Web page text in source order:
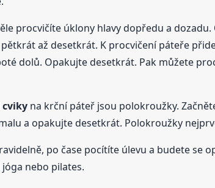
procvičíte úklony hlavy dopředu a
až desetkrát. K procvičení páteře
dolů. Opakujte desetkrát. Pak můžete
cvikyna krční páteř jsou polokroužky.
a opakujte desetkrát. Polokroužky
po čase pocítíte úlevu a budete se
nebo pilates.